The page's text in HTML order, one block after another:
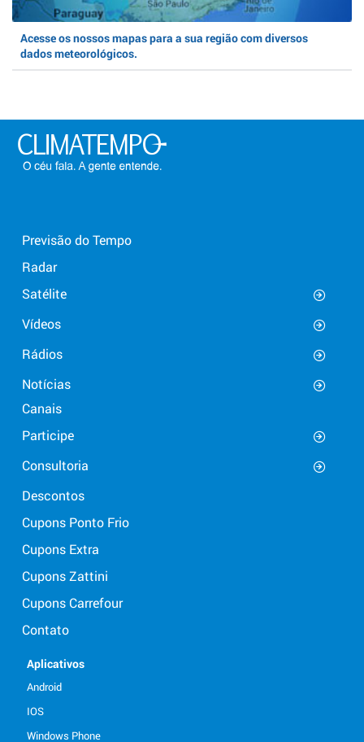
Acesse os nossos mapas para a sua região com diversos
dados meteorológicos.
Previsão do Tempo
Radar
Satélite
Vídeos
Rádios
Notícias
Canais
Participe
Consultoria
Descontos
Cupons Ponto Frio
Cupons Extra
Cupons Zattini
Cupons Carrefour
Contato
Aplicativos
Android
IOS
Windows Phone